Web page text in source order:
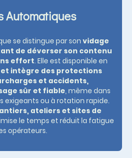
Automatiques
se distingue par son vidage
de déverser son contenu
effort. Elle est disponible en
intègre des protections
et accidents,
sûr et fiable, même dans
exigeants ou à rotation rapide.
ateliers et sites de
le temps et réduit la fatigue
opérateurs.